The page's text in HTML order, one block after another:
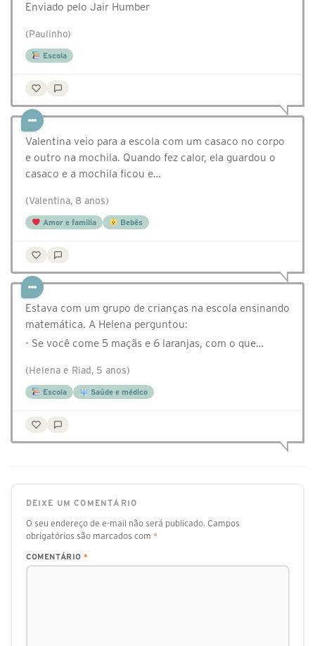
Enviado pelo Jair Humber
(Paulinho)
Escola
Valentina veio para a escola com um casaco no corpo
e outro na mochila. Quando fez calor, ela guardou o
casaco e a mochila ficou e…
(Valentina, 8 anos)
Amor e família Bebês
Estava com um grupo de crianças na escola ensinando
matemática. A Helena perguntou:
- Se você come 5 maçãs e 6 laranjas, com o que…
(Helena e Riad, 5 anos)
Escola Saúde e médico
DEIXE UM COMENTÁRIO
O seu endereço de e-mail não será publicado. Campos
obrigatórios são marcados com *
COMENTÁRIO *